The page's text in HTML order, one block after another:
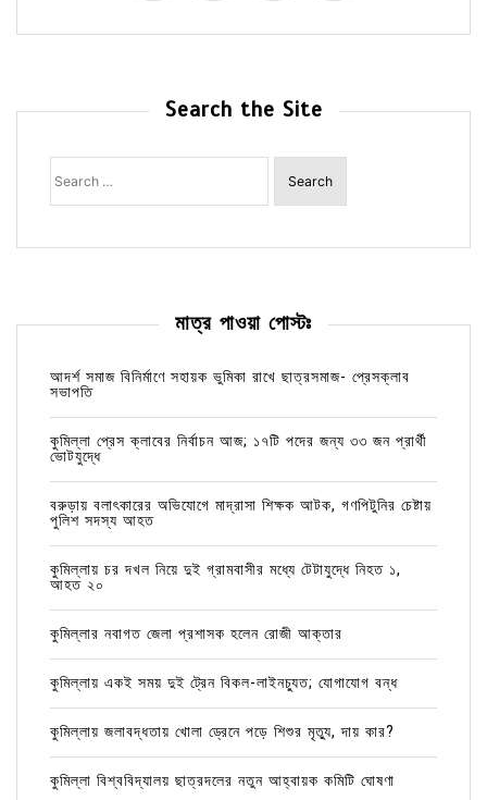
Search the Site
Search
for:
মাত্র পাওয়া পোস্টঃ
আদর্শ সমাজ বিনির্মাণে সহায়ক ভুমিকা রাখে ছাত্রসমাজ- প্রেসক্লাব
সভাপতি
কুমিল্লা প্রেস ক্লাবের নির্বাচন আজ; ১৭টি পদের জন্য ৩৩ জন প্রার্থী
ভোটযুদ্ধে
বরুড়ায় বলাৎকারের অভিযোগে মাদ্রাসা শিক্ষক আটক, গণপিটুনির চেষ্টায়
পুলিশ সদস্য আহত
কুমিল্লায় চর দখল নিয়ে দুই গ্রামবাসীর মধ্যে টেটাযুদ্ধে নিহত ১,
আহত ২০
কুমিল্লার নবাগত জেলা প্রশাসক হলেন রোজী আক্তার
কুমিল্লায় একই সময় দুই ট্রেন বিকল-লাইনচ্যুত; যোগাযোগ বন্ধ
কুমিল্লায় জলাবদ্ধতায় খোলা ড্রেনে পড়ে শিশুর মৃত্যু, দায় কার?
কুমিল্লা বিশ্ববিদ্যালয় ছাত্রদলের নতুন আহ্বায়ক কমিটি ঘোষণা